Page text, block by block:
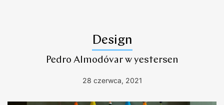
Design
Pedro Almodóvar w yestersen
28 czerwca, 2021